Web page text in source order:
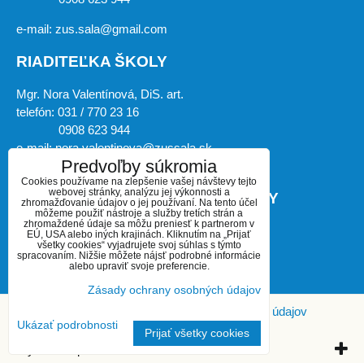
e-mail: zus.sala@gmail.com
RIADITEĽKA ŠKOLY
Mgr. Nora Valentínová, DiS. art.
telefón: 031 / 770 23 16
0908 623 944
e-mail: nora.valentinova@zussala.sk
ZÁSTUPKYŇA RIADITEĽKY ŠKOLY
Mgr. art. Miroslava Košíková, PhD.
telefón: 031 / 770 23 16
0908 623 944
e-mail: kosikova.ho@zussala.sk
Zásady ochrany osobných údajov
BiznisWeb.sk
Predvoľby súkromia
Cookies používame na zlepšenie vašej návštevy tejto
webovej stránky, analýzu jej výkonnosti a
zhromažďovanie údajov o jej používaní. Na tento účel
môžeme použiť nástroje a služby tretích strán a
zhromaždené údaje sa môžu preniesť k partnerom v
EÚ, USA alebo iných krajinách. Kliknutím na „Prijať
všetky cookies“ vyjadrujete svoj súhlas s týmto
spracovaním. Nižšie môžete nájsť podrobné informácie
alebo upraviť svoje preferencie.
Zásady ochrany osobných údajov
Ukázať podrobnosti
Prijať všetky cookies